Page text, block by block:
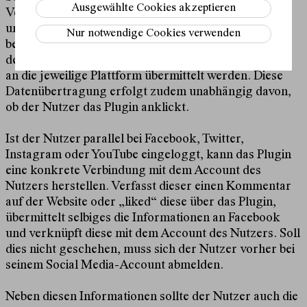
Verbindung. Dieser erhält somit verschiedene Daten
und erfährt, welche konkrete Seite der Nutzer
besucht. Wir weisen darauf hin, dass wir als Anbieter
der Seite keinen Einfluss darauf haben, welche Daten
an die jeweilige Plattform übermittelt werden. Diese
Datenübertragung erfolgt zudem unabhängig davon,
ob der Nutzer das Plugin anklickt.
Ist der Nutzer parallel bei Facebook, Twitter,
Instagram oder YouTube eingeloggt, kann das Plugin
eine konkrete Verbindung mit dem Account des
Nutzers herstellen. Verfasst dieser einen Kommentar
auf der Website oder „liked“ diese über das Plugin,
übermittelt selbiges die Informationen an Facebook
und verknüpft diese mit dem Account des Nutzers. Soll
dies nicht geschehen, muss sich der Nutzer vorher bei
seinem Social Media-Account abmelden.
Neben diesen Informationen sollte der Nutzer auch die
Ausgewählte Cookies akzeptieren
Nur notwendige Cookies verwenden